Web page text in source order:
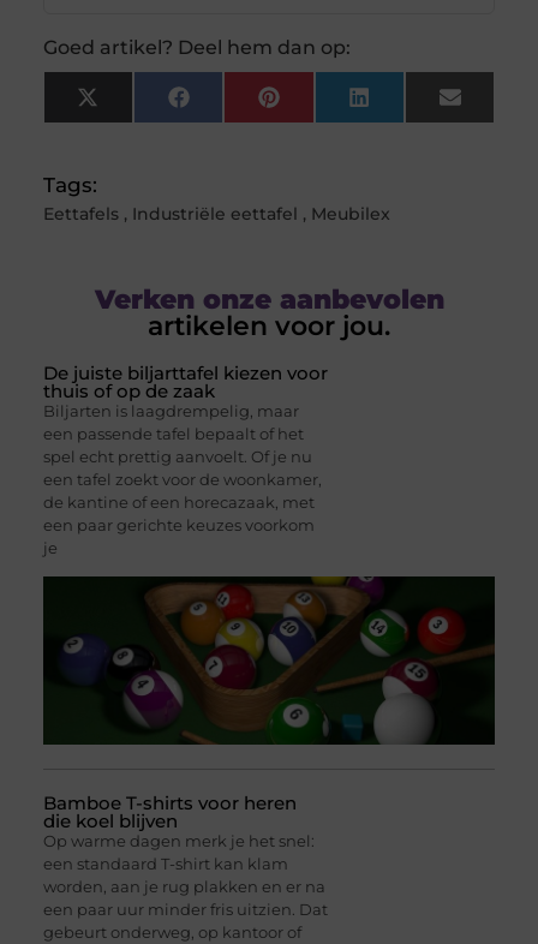
Goed artikel? Deel hem dan op:
X
(Twitter)
FacebookPinterestLinkedInEmail
Tags:
Eettafels, Industriële eettafel , Meubilex
Verken onze aanbevolen
artikelen voor jou.
De juiste biljarttafel kiezen voor
thuis of op de zaak
Biljarten is laagdrempelig, maar
een passende tafel bepaalt of het
spel echt prettig aanvoelt. Of je nu
een tafel zoekt voor de woonkamer,
de kantine of een horecazaak, met
een paar gerichte keuzes voorkom
je
Bamboe T-shirts voor heren
die koel blijven
Op warme dagen merk je het snel:
een standaard T-shirt kan klam
worden, aan je rug plakken en er na
een paar uur minder fris uitzien. Dat
gebeurt onderweg, op kantoor of